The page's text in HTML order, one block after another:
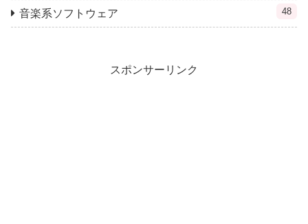
音楽系ソフトウェア 48
スポンサーリンク